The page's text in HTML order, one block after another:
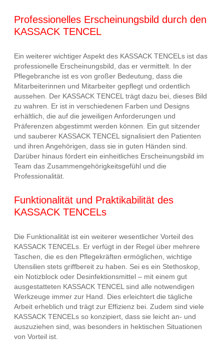
Professionelles Erscheinungsbild durch den
KASSACK TENCEL
Ein weiterer wichtiger Aspekt des KASSACK TENCELs ist das
professionelle Erscheinungsbild, das er vermittelt. In der
Pflegebranche ist es von großer Bedeutung, dass die
Mitarbeiterinnen und Mitarbeiter gepflegt und ordentlich
aussehen. Der KASSACK TENCEL trägt dazu bei, dieses Bild
zu wahren. Er ist in verschiedenen Farben und Designs
erhältlich, die auf die jeweiligen Anforderungen und
Präferenzen abgestimmt werden können. Ein gut sitzender
und sauberer KASSACK TENCEL signalisiert den Patienten
und ihren Angehörigen, dass sie in guten Händen sind.
Darüber hinaus fördert ein einheitliches Erscheinungsbild im
Team das Zusammengehörigkeitsgefühl und die
Professionalität.
Funktionalität und Praktikabilität des
KASSACK TENCELs
Die Funktionalität ist ein weiterer wesentlicher Vorteil des
KASSACK TENCELs. Er verfügt in der Regel über mehrere
Taschen, die es den Pflegekräften ermöglichen, wichtige
Utensilien stets griffbereit zu haben. Sei es ein Stethoskop,
ein Notizblock oder Desinfektionsmittel – mit einem gut
ausgestatteten KASSACK TENCEL sind alle notwendigen
Werkzeuge immer zur Hand. Dies erleichtert die tägliche
Arbeit erheblich und trägt zur Effizienz bei. Zudem sind viele
KASSACK TENCELs so konzipiert, dass sie leicht an- und
auszuziehen sind, was besonders in hektischen Situationen
von Vorteil ist.